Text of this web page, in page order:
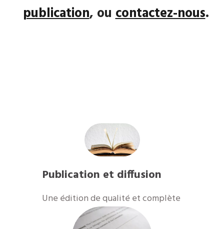
publication, oucontactez-nous.
Publication et diffusion
​Une édition de qualité et complète